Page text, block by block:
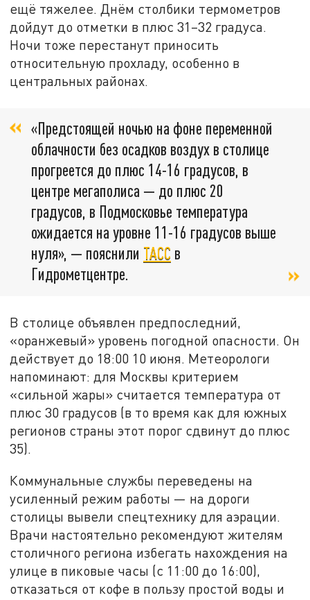
ещё тяжелее. Днём столбики термометров
дойдут до отметки в плюс 31–32 градуса.
Ночи тоже перестанут приносить
относительную прохладу, особенно в
центральных районах.
«Предстоящей ночью на фоне переменной
облачности без осадков воздух в столице
прогреется до плюс 14-16 градусов, в
центре мегаполиса — до плюс 20
градусов, в Подмосковье температура
ожидается на уровне 11-16 градусов выше
нуля», — пояснили ТАСС в
Гидрометцентре.
В столице объявлен предпоследний,
«оранжевый» уровень погодной опасности. Он
действует до 18:00 10 июня. Метеорологи
напоминают: для Москвы критерием
«сильной жары» считается температура от
плюс 30 градусов (в то время как для южных
регионов страны этот порог сдвинут до плюс
35).
Коммунальные службы переведены на
усиленный режим работы — на дороги
столицы вывели спецтехнику для аэрации.
Врачи настоятельно рекомендуют жителям
столичного региона избегать нахождения на
улице в пиковые часы (с 11:00 до 16:00),
отказаться от кофе в пользу простой воды и